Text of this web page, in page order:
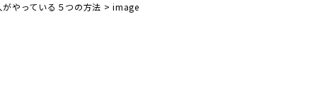
やっている５つの方法 >image